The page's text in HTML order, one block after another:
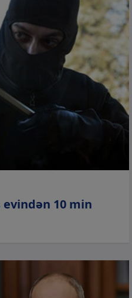
evindən 10 min